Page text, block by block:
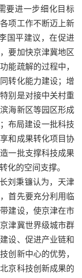
要进一步细化目标
项工作不断迈上新
国平建议，在促进
要加快京津冀地区
能疏解的过程中，
转化能力建设；增
别是对接中关村重
海新区等园区形成
布局建设一批科技
和成果转化项目协
一批支撑科技成果
化的空间支撑。
刘秉镰认为，天津
首先要充分利用临
建设，使京津在市
津冀世界级城市群
设、促进产业链和
创新中心的优势，
京科技创新成果的